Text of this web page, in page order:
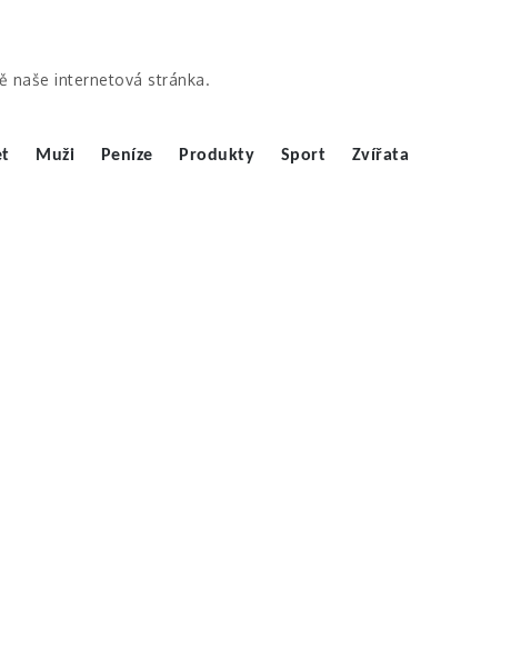
naše internetová stránka.
Muži Peníze Produkty Sport Zvířata